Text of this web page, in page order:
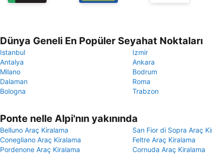
Dünya Geneli En Popüler Seyahat Noktaları
Istanbul
Izmir
Antalya
Ankara
Milano
Bodrum
Dalaman
Roma
Bologna
Trabzon
Ponte nelle Alpi'nın yakınında
Belluno Araç Kiralama
San Fior di Sopra Araç
Conegliano Araç Kiralama
Feltre Araç Kiralama
Pordenone Araç Kiralama
Cornuda Araç Kiralama